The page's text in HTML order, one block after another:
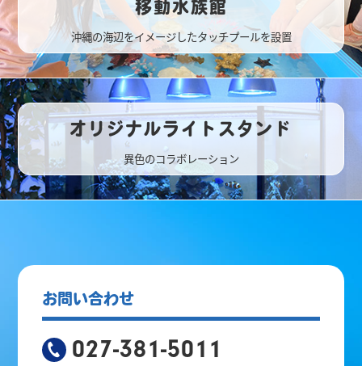
移動水族館
沖縄の海辺をイメージしたタッチプールを設置
オリジナルライトスタンド
異色のコラボレーション
お問い合わせ
027-381-5011